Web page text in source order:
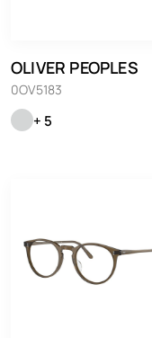
OLIVER PEOPLES
0OV5183
+ 5